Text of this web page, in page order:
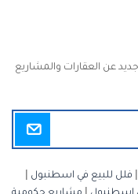
عن العقارات والمشاريع
فلل للبيع في اسطنبول